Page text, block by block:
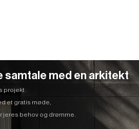
samtale med en arkitekt
projekt.
et gratis møde,
jeres behov og drømme.